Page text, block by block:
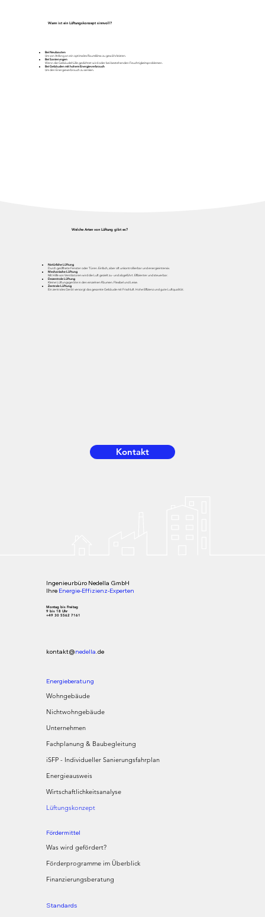
Wann ist ein Lüftungskonzept sinnvoll?
Bei Neubauten
Um von Anfang an ein optimales Raumklima zu gewährleisten.
Bei Sanierungen
Wenn die Gebäudehülle gedichtet wird oder bei bestehenden Feuchtigkeitsproblemen.
Bei Gebäuden mit hohem Energieverbrauch
Um den Energieverbrauch zu senken.
Welche Arten von Lüftung gibt es?
Natürliche Lüftung
Durch geöffnete Fenster oder Türen. Einfach, aber oft unkontrollierbar und energieintensiv.
Mechanische Lüftung
Mit Hilfe von Ventilatoren wird die Luft gezielt zu- und abgeführt. Effizienter und steuerbar.
Dezentrale Lüftung
Kleine Lüftungsgeräte in den einzelnen Räumen. Flexibel und Leise.
Zentrale Lüftung
Ein zentrales Gerät versorgt das gesamte Gebäude mit Frischluft. Hohe Effizienz und gute Luftqualität.
Kontakt
Wohngebäude
Nichtwohngebäude
Unternehmen
Fachplanung & Baubegleitung
iSFP - Individueller Sanierungsfahrplan
Energieausweis
Wirtschaftlichkeitsanalyse
Lüftungskonzept
Energieberatung
Fördermittel
Was wird gefördert?
Förderprogramme im Überblick
Finanzierungsberatung
Standards
Montag bis Freitag
9 bis 18 Uhr
+49 30 5562 7161
Ingenieurbüro Nedella GmbH
Ihre Energie-Effizienz-Experten
kontakt@nedella de